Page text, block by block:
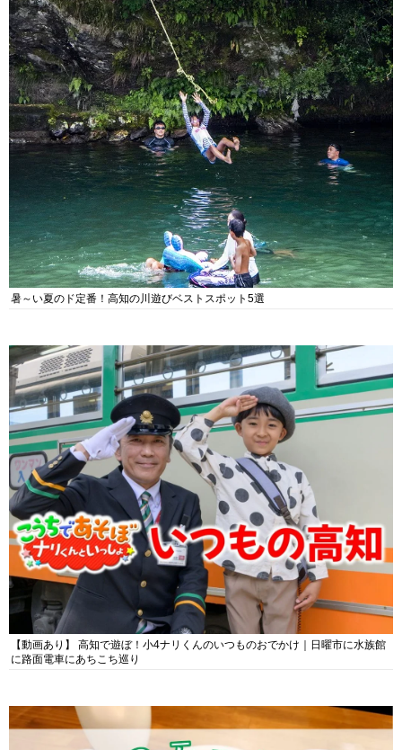
暑～い夏のド定番！高知の川遊びベストスポット5選
【動画あり】 高知で遊ぼ！小4ナリくんのいつものおでかけ｜日曜市に水族館
に路面電車にあちこち巡り